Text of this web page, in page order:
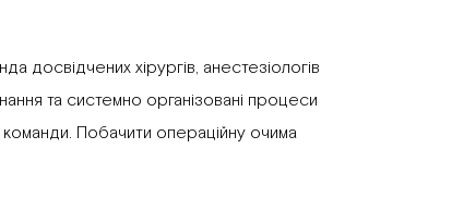
досвідчених хірургів, анестезіологів
та системно організовані процеси
команди. Побачити операційну очима